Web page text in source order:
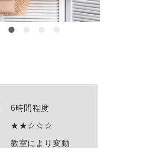
6時間程度
★★☆☆☆
教室により変動